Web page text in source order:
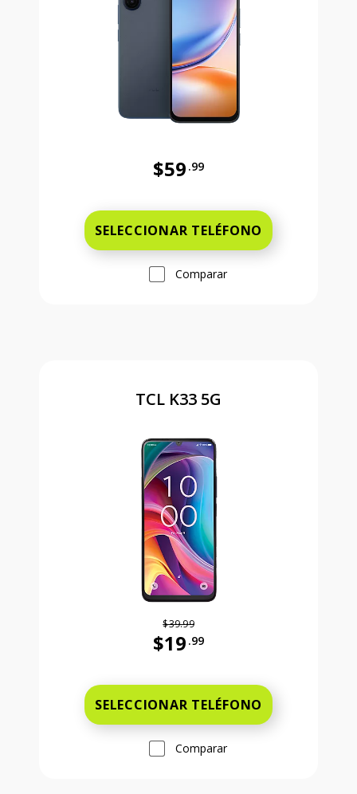
$59 .99
SELECCIONAR TELÉFONO
Comparar
TCL K33 5G
$39.99
$19 .99
SELECCIONAR TELÉFONO
Comparar